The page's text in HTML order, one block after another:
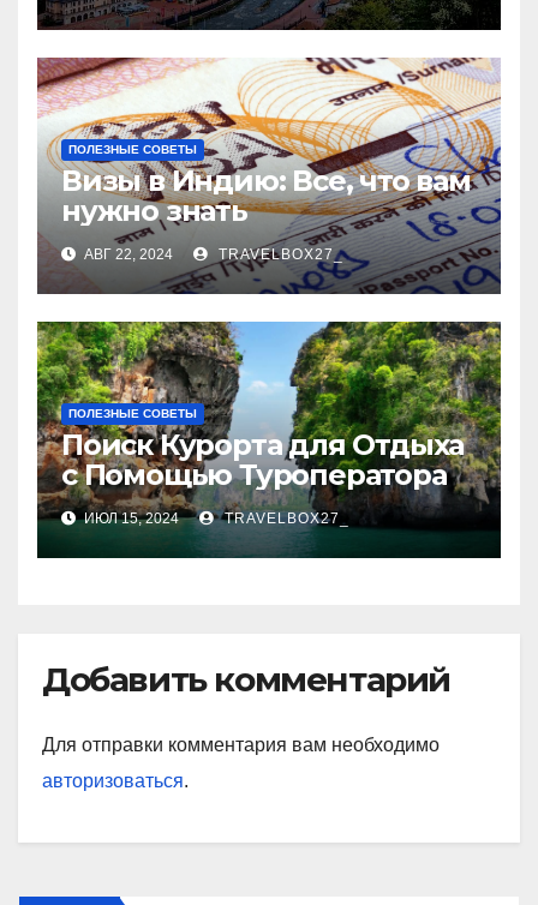
ПОЛЕЗНЫЕ СОВЕТЫ
Визы в Индию: Все, что вам
нужно знать
АВГ 22, 2024 TRAVELBOX27_
ПОЛЕЗНЫЕ СОВЕТЫ
Поиск Курорта для Отдыха
с Помощью Туроператора
ИЮЛ 15, 2024 TRAVELBOX27_
Добавить комментарий
Для отправки комментария вам необходимо
авторизоваться.